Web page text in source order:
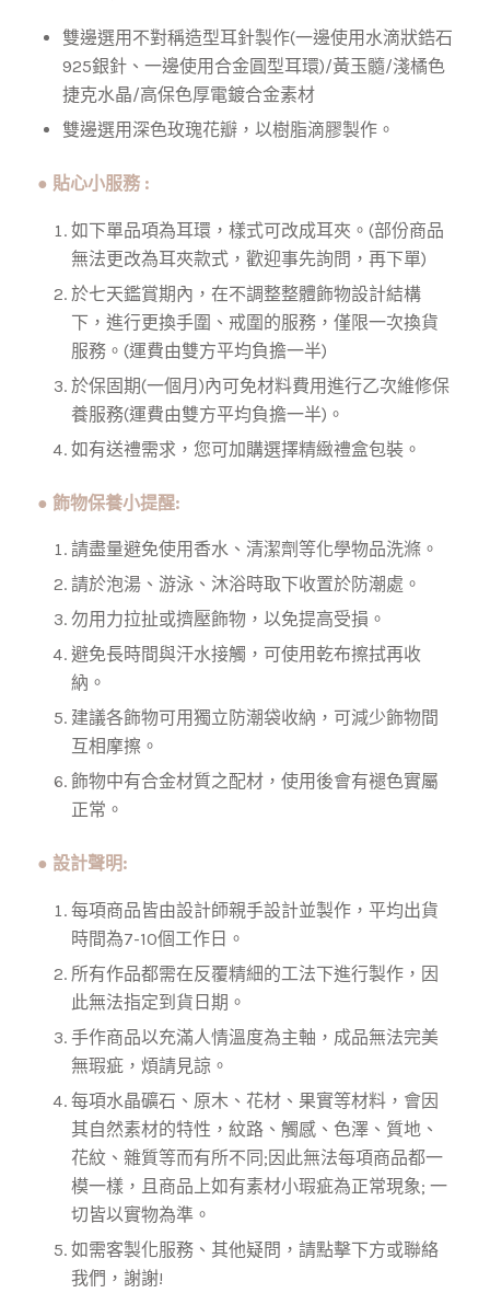
雙邊選用不對稱造型耳針製作(一邊使用水滴狀鋯石
925銀針、一邊使用合金圓型耳環)/黃玉髓/淺橘色
捷克水晶/高保色厚電鍍合金素材
雙邊選用深色玫瑰花瓣，以樹脂滴膠製作。
● 貼心小服務 :
如下單品項為耳環，樣式可改成耳夾。(部份商品
無法更改為耳夾款式，歡迎事先詢問，再下單)
於七天鑑賞期內，在不調整整體飾物設計結構
下，進行更換手圍、戒圍的服務，僅限一次換貨
服務。(運費由雙方平均負擔一半)
於保固期(一個月)內可免材料費用進行乙次維修保
養服務(運費由雙方平均負擔一半)。
如有送禮需求，您可加購選擇精緻禮盒包裝。
● 飾物保養小提醒:
請盡量避免使用香水、清潔劑等化學物品洗滌。
請於泡湯、游泳、沐浴時取下收置於防潮處。
勿用力拉扯或擠壓飾物，以免提高受損。
避免長時間與汗水接觸，可使用乾布擦拭再收
納。
建議各飾物可用獨立防潮袋收納，可減少飾物間
互相摩擦。
飾物中有合金材質之配材，使用後會有褪色實屬
正常。
● 設計聲明:
每項商品皆由設計師親手設計並製作，平均出貨
時間為7-10個工作日。
所有作品都需在反覆精細的工法下進行製作，因
此無法指定到貨日期。
手作商品以充滿人情溫度為主軸，成品無法完美
無瑕疵，煩請見諒。
每項水晶礦石、原木、花材、果實等材料，會因
其自然素材的特性，紋路、觸感、色澤、質地、
花紋、雜質等而有所不同;因此無法每項商品都一
模一樣，且商品上如有素材小瑕疵為正常現象; 一
切皆以實物為準。
如需客製化服務、其他疑問，請點擊下方或聯絡
我們，謝謝!